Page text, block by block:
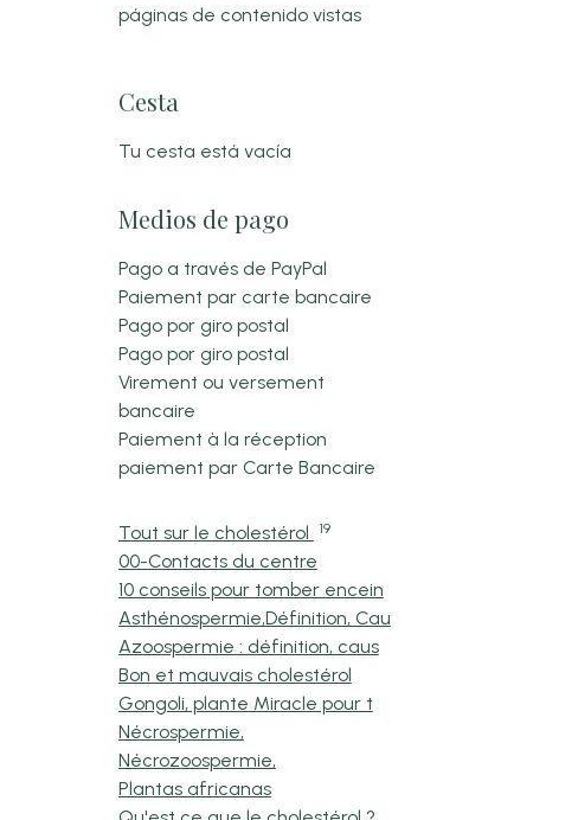
páginas de contenido vistas
Cesta
Tu cesta está vacía
Medios de pago
Pago a través de PayPal
Paiement par carte bancaire
Pago por giro postal
Pago por giro postal
Virement ou versement
bancaire
Paiement à la réception
paiement par Carte Bancaire
Tout sur le cholestérol 19
00-Contacts du centre
10 conseils pour tomber encein
Asthénospermie,Définition, Cau
Azoospermie : définition, caus
Bon et mauvais cholestérol
Gongoli, plante Miracle pour t
Nécrospermie,
Nécrozoospermie,
Plantas africanas